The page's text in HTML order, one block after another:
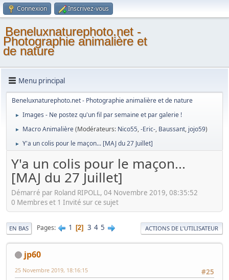
Connexion Inscrivez-vous
Beneluxnaturephoto.net -
Photographie animalière et
de nature
Menu principal
Beneluxnaturephoto.net - Photographie animalière et de nature
► Images - Ne postez qu'un fil par semaine et par galerie !
► Macro Animalière(Modérateurs: Nico55,-Eric-, Baussant, jojo59)
► Y'a un colis pour le maçon... [MAJ du 27 Juillet]
Y'a un colis pour le maçon...
[MAJ du 27 Juillet]
Démarré par Roland RIPOLL, 04 Novembre 2019, 08:35:52
0 Membres et 1 Invité sur ce sujet
EN BAS Pages 1 2 3 4 5 ACTIONS DE L'UTILISATEUR
jp60
#25
25 Novembre 2019, 18:16:15